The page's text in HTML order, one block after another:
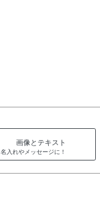
画像とテキスト
名入れやメッセージに！